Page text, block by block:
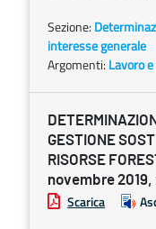
Sezione:
interesse generale
Argomenti: Lavoro
GESTIONE
RISORSE
novembre 2019,
Scarica